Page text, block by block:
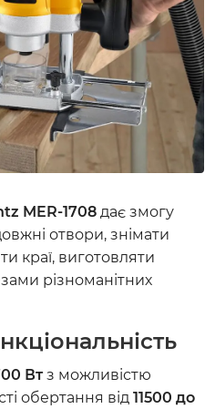
MER-1708 дає змогу
отвори, знімати
краї, виготовляти
різноманітних
Втз можливістю
обертання від 11500 до